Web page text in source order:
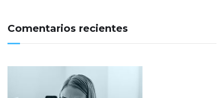
Comentarios recientes